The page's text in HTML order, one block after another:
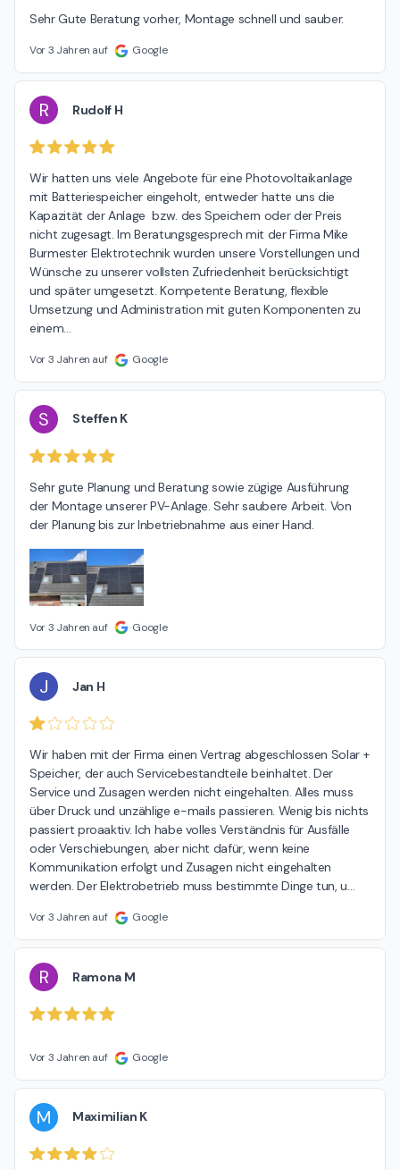
Sehr Gute Beratung vorher, Montage schnell und sauber.
Vor 3 Jahren auf Google
R Rudolf H
Wir hatten uns viele Angebote für eine Photovoltaikanlage
mit Batteriespeicher eingeholt, entweder hatte uns die
Kapazität der Anlage  bzw. des Speichern oder der Preis
nicht zugesagt. Im Beratungsgesprech mit der Firma Mike
Burmester Elektrotechnik wurden unsere Vorstellungen und
Wünsche zu unserer vollsten Zufriedenheit berücksichtigt
und später umgesetzt. Kompetente Beratung, flexible
Umsetzung und Administration mit guten Komponenten zu
einem…
Vor 3 Jahren auf Google
S Steffen K
Sehr gute Planung und Beratung sowie zügige Ausführung
der Montage unserer PV-Anlage. Sehr saubere Arbeit. Von
der Planung bis zur Inbetriebnahme aus einer Hand.
Vor 3 Jahren auf Google
J Jan H
Wir haben mit der Firma einen Vertrag abgeschlossen Solar +
Speicher, der auch Servicebestandteile beinhaltet. Der
Service und Zusagen werden nicht eingehalten. Alles muss
über Druck und unzählige e-mails passieren. Wenig bis nichts
passiert proaaktiv. Ich habe volles Verständnis für Ausfälle
oder Verschiebungen, aber nicht dafür, wenn keine
Kommunikation erfolgt und Zusagen nicht eingehalten
werden. Der Elektrobetrieb muss bestimmte Dinge tun, u…
Vor 3 Jahren auf Google
R Ramona M
Vor 3 Jahren auf Google
M Maximilian K